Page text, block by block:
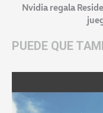
Nvidia regala
PUEDE QUE